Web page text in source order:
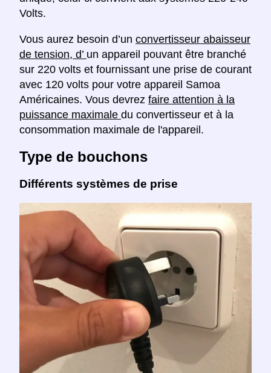
Volts.
Vous aurez besoin d’un convertisseur abaisseur
de tension, d’ un appareil pouvant être branché
sur 220 volts et fournissant une prise de courant
avec 120 volts pour votre appareil Samoa
Américaines. Vous devrez faire attention à la
puissance maximale du convertisseur et à la
consommation maximale de l'appareil.
Type de bouchons
Différents systèmes de prise